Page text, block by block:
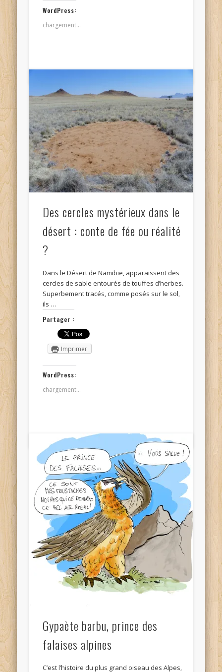
WordPress:
chargement…
Des cercles mystérieux dans le
désert : conte de fée ou réalité
?
Dans le Désert de Namibie, apparaissent des
cercles de sable entourés de touffes d’herbes.
Superbement tracés, comme posés sur le sol,
ils …
Partager :
Imprimer
WordPress:
chargement…
Gypaète barbu, prince des
falaises alpines
C’est l’histoire du plus grand oiseau des Alpes,